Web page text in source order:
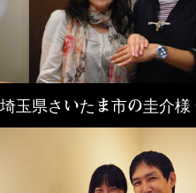
埼玉県さいたま市の圭介